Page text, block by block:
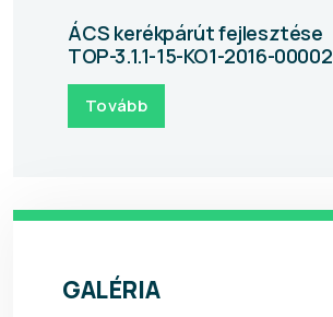
ÁCS kerékpárút fejlesztése
TOP-3.1.1-15-KO1-2016-00002
Tovább
GALÉRIA